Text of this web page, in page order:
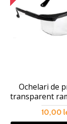
Ochelari de
transparent
10,00